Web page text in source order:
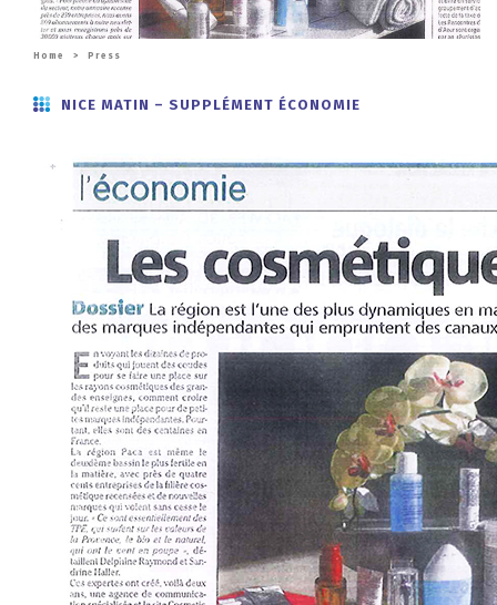
Home > Press
NICE MATIN – SUPPLÉMENT ÉCONOMIE